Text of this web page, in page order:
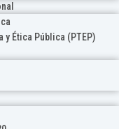
y Ética Pública (PTEP)